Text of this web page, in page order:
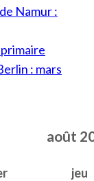
Namur :
: mars
août
jeu